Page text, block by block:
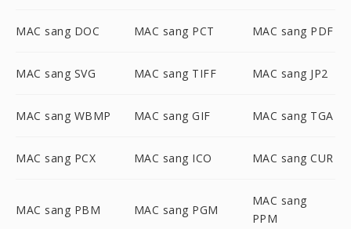
MAC sang DOC MAC sang PCT MAC sang PDF
MAC sang SVG MAC sang TIFF MAC sang JP2
MAC sang WBMP MAC sang GIF MAC sang TGA
MAC sang PCX MAC sang ICO MAC sang CUR
MAC sang PBM MAC sang PGM
MAC sang
PPM